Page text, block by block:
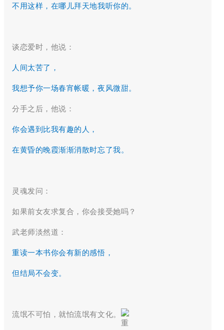
不用这样，在哪儿拜天地我听你的。
谈恋爱时，他说：
人间太苦了，
我想予你一场春宵帐暖，夜风微甜。
分手之后，他说：
你会遇到比我有趣的人，
在黄昏的晚霞渐渐消散时忘了我。
灵魂发问：
如果前女友求复合，你会接受她吗？
武老师淡然道：
重读一本书你会有新的感悟，
但结局不会变。
流氓不可怕，就怕流氓有文化。